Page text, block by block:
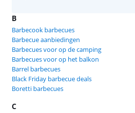
B
Barbecook barbecues
Barbecue aanbiedingen
Barbecues voor op de camping
Barbecues voor op het balkon
Barrel barbecues
Black Friday barbecue deals
Boretti barbecues
C